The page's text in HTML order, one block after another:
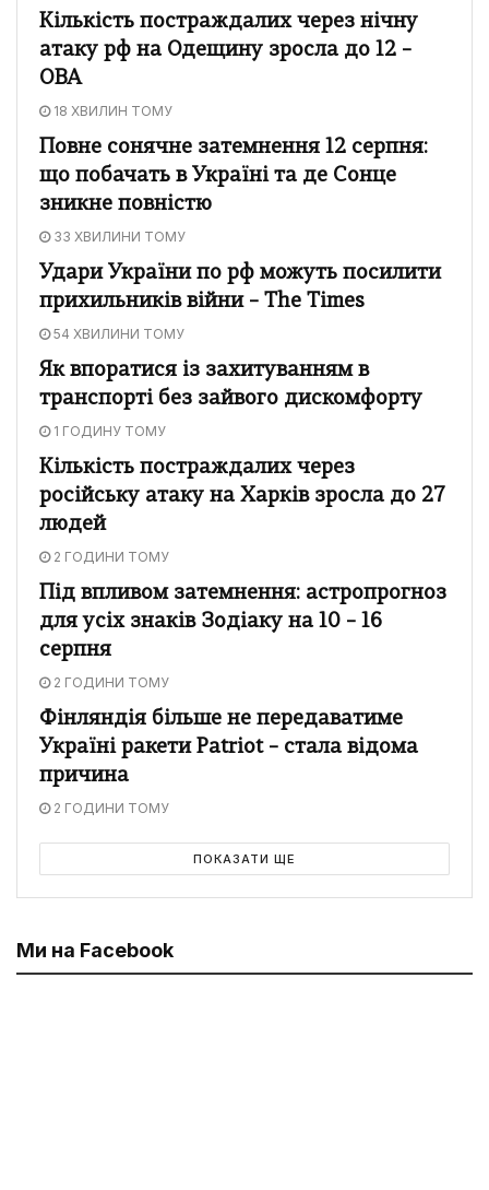
Кількість постраждалих через нічну
атаку рф на Одещину зросла до 12 –
ОВА
18 ХВИЛИН ТОМУ
Повне сонячне затемнення 12 серпня:
що побачать в Україні та де Сонце
зникне повністю
33 ХВИЛИНИ ТОМУ
Удари України по рф можуть посилити
прихильників війни – The Times
54 ХВИЛИНИ ТОМУ
Як впоратися із захитуванням в
транспорті без зайвого дискомфорту
1 ГОДИНУ ТОМУ
Кількість постраждалих через
російську атаку на Харків зросла до 27
людей
2 ГОДИНИ ТОМУ
Під впливом затемнення: астропрогноз
для усіх знаків Зодіаку на 10 – 16
серпня
2 ГОДИНИ ТОМУ
Фінляндія більше не передаватиме
Україні ракети Patriot – стала відома
причина
2 ГОДИНИ ТОМУ
ПОКАЗАТИ ЩЕ
Ми на Facebook